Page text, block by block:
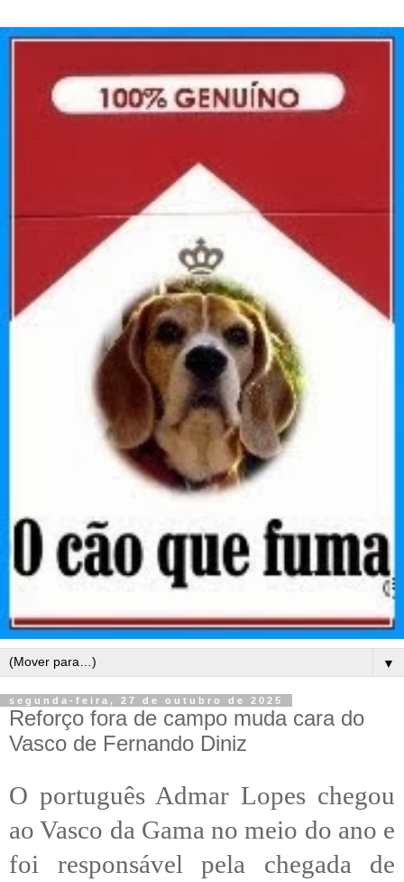
▼
segunda-feira, 27 de outubro de 2025
Reforço fora de campo muda cara do
Vasco de Fernando Diniz
O português Admar Lopes chegou
ao Vasco da Gama no meio do ano e
foi responsável pela chegada de